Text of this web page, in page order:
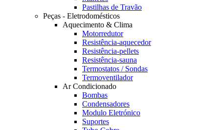
Pastilhas de Travão
Peças - Eletrodomésticos
Aquecimento & Clima
Motorredutor
Resistência-aquecedor
Resistência-pellets
Resistência-sauna
Termostatos / Sondas
Termoventilador
Ar Condicionado
Bombas
Condensadores
Modulo Eletrónico
Suportes